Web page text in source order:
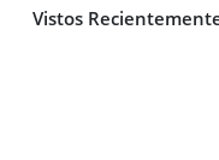
Vistos